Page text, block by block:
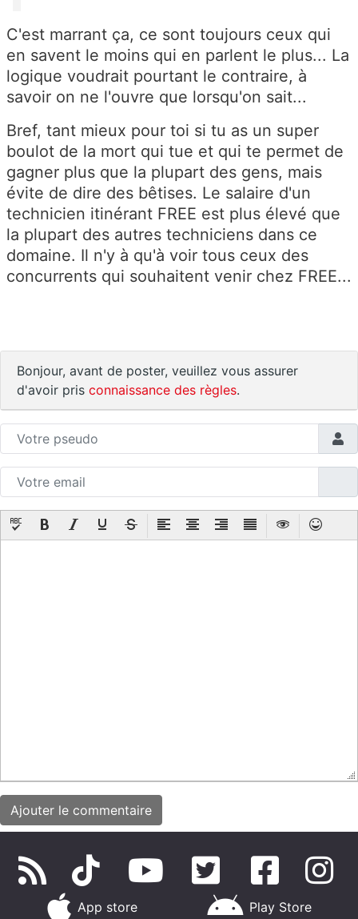
C'est marrant ça, ce sont toujours ceux qui
en savent le moins qui en parlent le plus... La
logique voudrait pourtant le contraire, à
savoir on ne l'ouvre que lorsqu'on sait...
Bref, tant mieux pour toi si tu as un super
boulot de la mort qui tue et qui te permet de
gagner plus que la plupart des gens, mais
évite de dire des bêtises. Le salaire d'un
technicien itinérant FREE est plus élevé que
la plupart des autres techniciens dans ce
domaine. Il n'y à qu'à voir tous ceux des
concurrents qui souhaitent venir chez FREE...
Bonjour, avant de poster, veuillez vous assurer
d'avoir pris connaissance des règles.
App store Play Store